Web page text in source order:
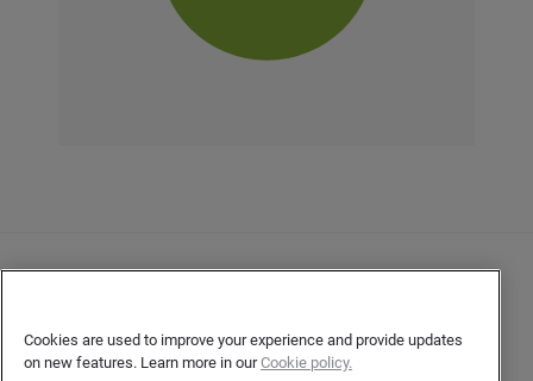
Declaración de privacidad del cliente
Declaración de privacidad para los autores
Cookies are used to improve your experience and provide updates
on new features. Learn more in ourCookie policy.